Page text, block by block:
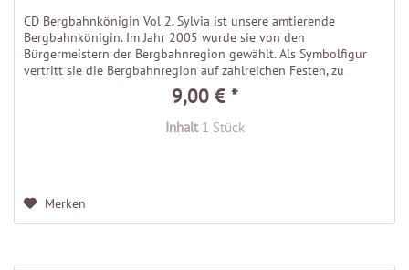
CD Bergbahnkönigin Vol 2. Sylvia ist unsere amtierende
Bergbahnkönigin. Im Jahr 2005 wurde sie von den
Bürgermeistern der Bergbahnregion gewählt. Als Symbolfigur
vertritt sie die Bergbahnregion auf zahlreichen Festen, zu
9,00 € *
Inhalt 1 Stück
Merken